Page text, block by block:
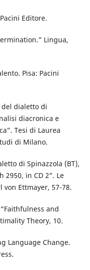
Editore.
Lingua,
Pisa: Pacini
del dialetto di
diacronica e
Tesi di Laurea
di Milano.
di Spinazzola (BT),
2950, in CD 2”. Le
Ettmayer, 57-78.
and
Theory, 10.
Language Change.